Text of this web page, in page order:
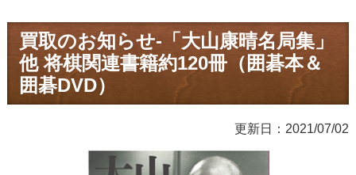
買取のお知らせ-「大山康晴名局集」
他 将棋関連書籍約120冊（囲碁本＆
囲碁DVD）
更新日：2021/07/02